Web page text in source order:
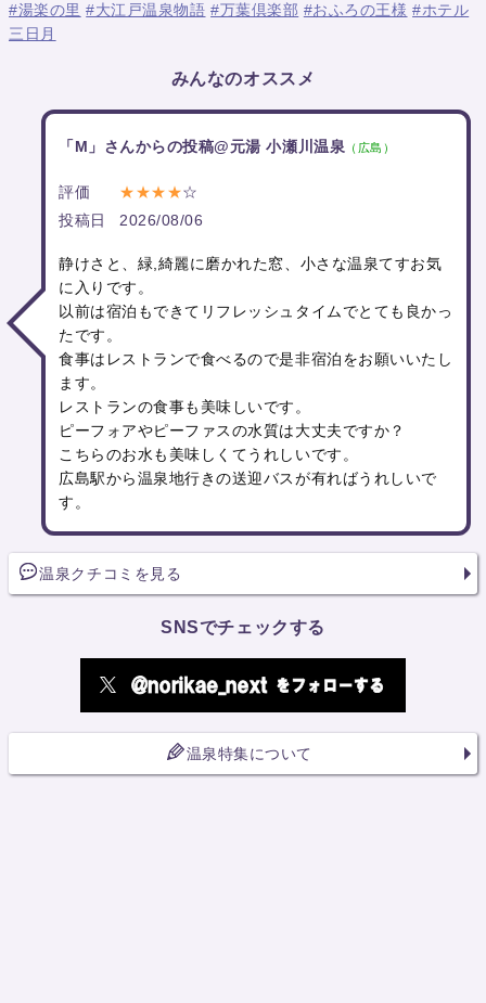
#湯楽の里 #大江戸温泉物語 #万葉倶楽部 #おふろの王様 #ホテル
三日月
みんなのオススメ
「M」さんからの投稿@元湯 小瀬川温泉 （広島）
評価 ★★★★☆
投稿日
2026/08/06
静けさと、緑,綺麗に磨かれた窓、小さな温泉てすお気
に入りです。
以前は宿泊もできてリフレッシュタイムでとても良かっ
たです。
食事はレストランで食べるので是非宿泊をお願いいたし
ます。
レストランの食事も美味しいです。
ピーフォアやピーファスの水質は大丈夫ですか？
こちらのお水も美味しくてうれしいです。
広島駅から温泉地行きの送迎バスが有ればうれしいで
す。
温泉クチコミを見る
SNSでチェックする
温泉特集について